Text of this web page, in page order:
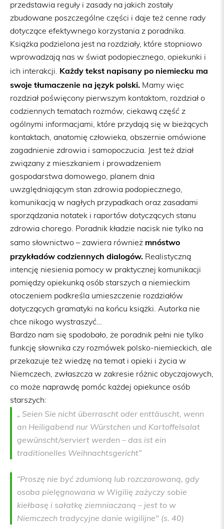
przedstawia reguły i zasady na jakich zostały
zbudowane poszczególne części i daje też cenne rady
dotyczące efektywnego korzystania z poradnika.
Książka podzielona jest na rozdziały, które stopniowo
wprowadzają nas w świat podopiecznego, opiekunki i
ich interakcji. Każdy tekst napisany po niemiecku ma
swoje tłumaczenie na język polski. Mamy więc
rozdział poświęcony pierwszym kontaktom, rozdział o
codziennych tematach rozmów, ciekawą część z
ogólnymi informacjami, które przydają się w bieżących
kontaktach, anatomię człowieka, obszernie omówione
zagadnienie zdrowia i samopoczucia. Jest też dział
związany z mieszkaniem i prowadzeniem
gospodarstwa domowego, planem dnia
uwzględniającym stan zdrowia podopiecznego,
komunikacją w nagłych przypadkach oraz zasadami
sporządzania notatek i raportów dotyczących stanu
zdrowia chorego. Poradnik kładzie nacisk nie tylko na
samo słownictwo – zawiera również mnóstwo
przykładów codziennych dialogów. Realistyczną
intencję niesienia pomocy w praktycznej komunikacji
pomiędzy opiekunką osób starszych a niemieckim
otoczeniem podkreśla umieszczenie rozdziałów
dotyczących gramatyki na końcu książki. Autorka nie
chce nikogo wystraszyć…
Bardzo nam się spodobało, że poradnik pełni nie tylko
funkcję słownika czy rozmówek polsko-niemieckich, ale
przekazuje też wiedzę na temat i opieki i życia w
Niemczech, zwłaszcza w zakresie różnic obyczajowych,
co może naprawdę pomóc każdej opiekunce osób
starszych:
„ Seien Sie nicht überrascht oder enttäuscht, wenn
an Heiligabend nur Würstchen und Kartoffelsalat
gewünscht/serviert werden – das ist ein
traditionelles Weihnachtsgericht”
“Proszę nie być zdumioną lub rozczarowaną, gdy
osoba pielęgnowana w Wigilię zażyczy sobie
kiełbasę i sałatkę ziemniaczaną – jest to w
Niemczech tradycyjne danie wigilijne" (s. 40)